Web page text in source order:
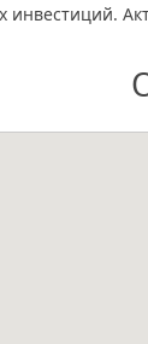
инвестиций.